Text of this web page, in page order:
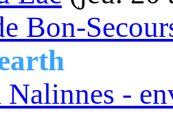
Bon-
Nalinnes -